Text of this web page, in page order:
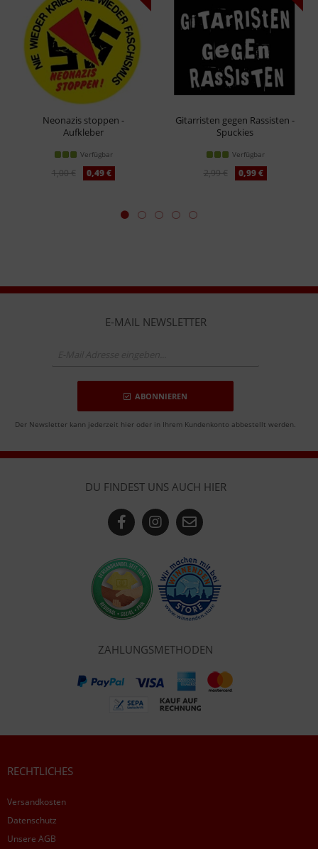
Neonazis stoppen -
Aufkleber
Verfügbar
1,00 € 0,49 €
Gitarristen gegen Rassisten -
Spuckies
Verfügbar
2,99 € 0,99 €
E-MAIL NEWSLETTER
ABONNIEREN
Der Newsletter kann jederzeit hier oder in Ihrem Kundenkonto abbestellt werden.
DU FINDEST UNS AUCH HIER
ZAHLUNGSMETHODEN
RECHTLICHES
Versandkosten
Datenschutz
Unsere AGB